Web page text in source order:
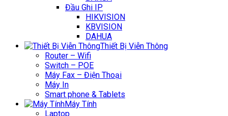
Đầu Ghi IP
HIKVISION
KBVISION
DAHUA
Thiết Bị Viễn Thông
Router – Wifi
Switch – POE
Máy Fax – Điện Thoại
Máy In
Smart phone & Tablets
Máy Tính
Laptop